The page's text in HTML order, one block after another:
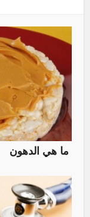
ما هي الدهون